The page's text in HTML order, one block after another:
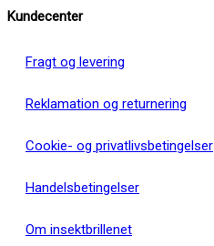
Kundecenter
Fragt og levering
Reklamation og returnering
Cookie- og privatlivsbetingelser
Handelsbetingelser
Om insektbrillenet